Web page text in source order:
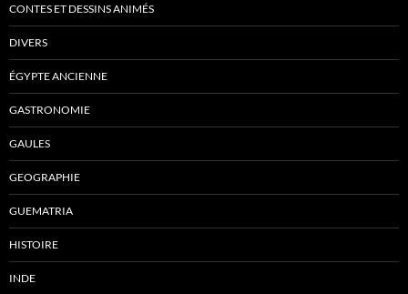
CONTES ET DESSINS ANIMÉS
DIVERS
ÉGYPTE ANCIENNE
GASTRONOMIE
GAULES
GEOGRAPHIE
GUEMATRIA
HISTOIRE
INDE